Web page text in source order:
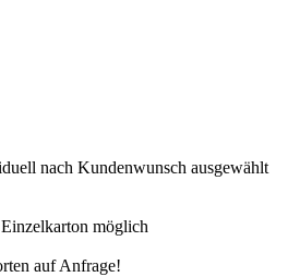
nach Kundenwunsch ausgewählt
möglich
auf Anfrage!